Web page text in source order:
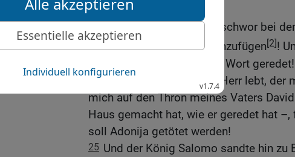
der Sohn der Zeruja
Und der König Salomo schwor bei
soll mir Gott tun und so hinzufügen[2]!
Lebens hat Adonija dieses Wort geredet!
24
Und nun – so wahr der Herr lebt,
mich auf den Thron meines Vaters
Haus gemacht hat, wie er geredet hat –,
soll Adonija getötet werden!
25 Und der König Salomo sandte hin zu